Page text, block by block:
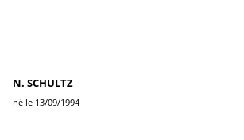
N. SCHULTZ
né le 13/09/1994